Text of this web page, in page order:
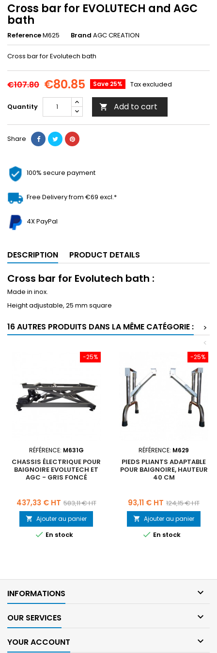
Cross bar for EVOLUTECH and AGC
bath
ReferenceM625 Brand AGC CREATION
Cross bar for Evolutech bath
€107.80 €80.85 Save 25% Tax excluded
Quantity  Add to cart
Share
100% secure payment
Free Delivery from €69 excl.*
4X PayPal
DESCRIPTION PRODUCT DETAILS
Cross bar for Evolutech bath :
Made in inox.
Height adjustable, 25 mm square
16 AUTRES PRODUITS DANS LA MÊME CATÉGORIE :
>
<
-25%
RÉFÉRENCE: M631G
CHASSIS ÉLECTRIQUE POUR
BAIGNOIRE EVOLUTECH ET
AGC - GRIS FONCÉ
Prix
437,33 € HT Prix
de
base
583,11 € HT
 Ajouter au panier
 En stock
-25%
RÉFÉRENCE: M629
PIEDS PLIANTS ADAPTABLE
POUR BAIGNOIRE, HAUTEUR
40 CM
Prix
93,11 € HT Prix
de
base
124,15 € HT
 Ajouter au panier
 En stock
INFORMATIONS 
OUR SERVICES 
YOUR ACCOUNT 